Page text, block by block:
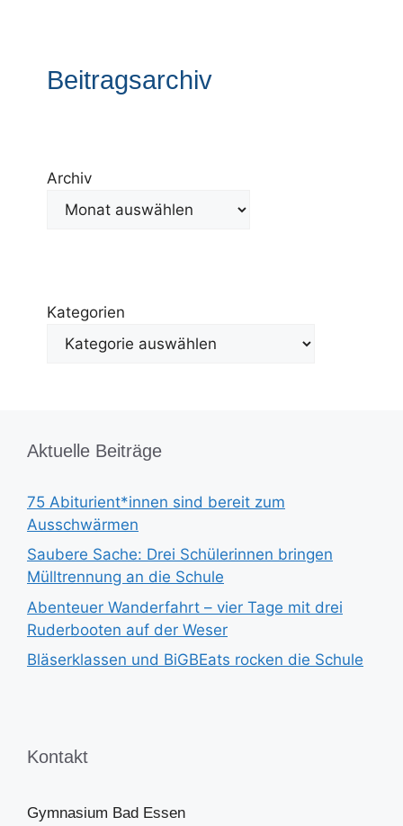
Beitragsarchiv
Archiv
Kategorien
Aktuelle Beiträge
75 Abiturient*innen sind bereit zum
Ausschwärmen
Saubere Sache: Drei Schülerinnen bringen
Mülltrennung an die Schule
Abenteuer Wanderfahrt – vier Tage mit drei
Ruderbooten auf der Weser
Bläserklassen und BiGBEats rocken die Schule
Kontakt
Gymnasium Bad Essen